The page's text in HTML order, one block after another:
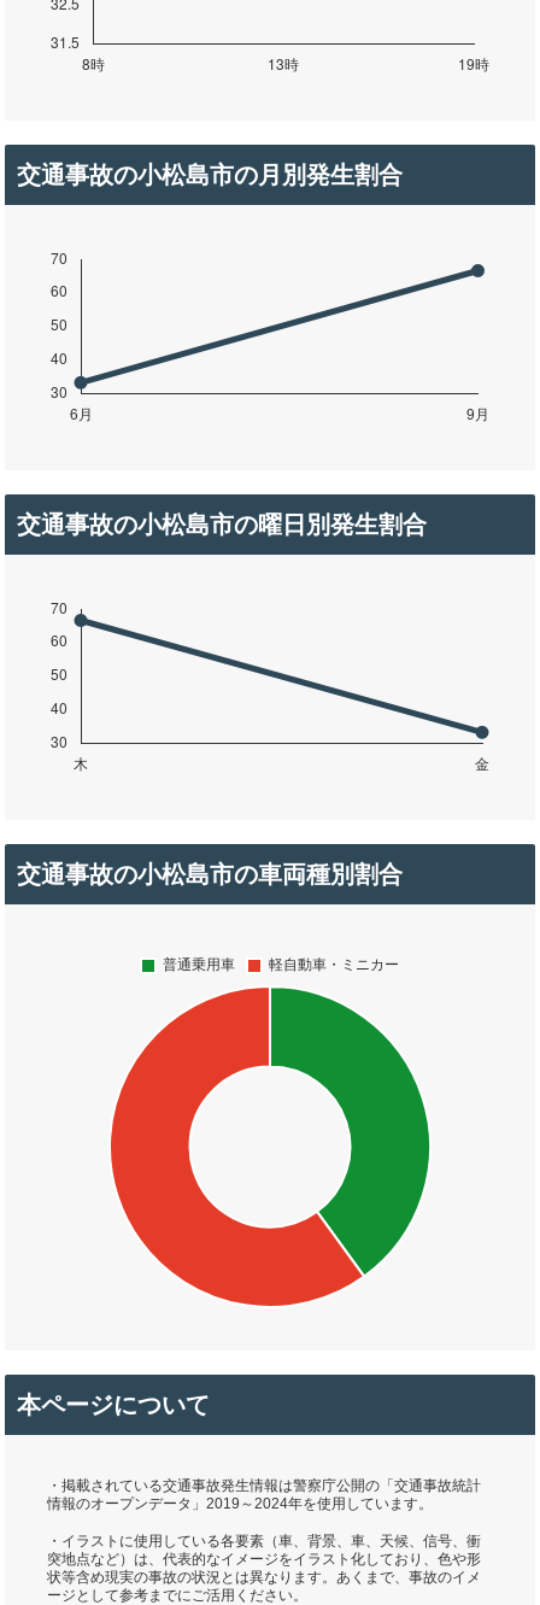
交通事故の小松島市の月別発生割合
交通事故の小松島市の曜日別発生割合
交通事故の小松島市の車両種別割合
本ページについて
・掲載されている交通事故発生情報は警察庁公開の「交通事故統計
情報のオープンデータ」2019～2024年を使用しています。
・イラストに使用している各要素（車、背景、車、天候、信号、衝
突地点など）は、代表的なイメージをイラスト化しており、色や形
状等含め現実の事故の状況とは異なります。あくまで、事故のイメ
ージとして参考までにご活用ください。